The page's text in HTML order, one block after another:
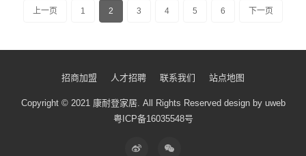
上一页 1 2 3 4 5 6 下一页
招商加盟 人才招聘 联系我们 站点地图
Copyright © 2021 康耐登家居. All Rights Reserved design by uweb
粤ICP备16035548号